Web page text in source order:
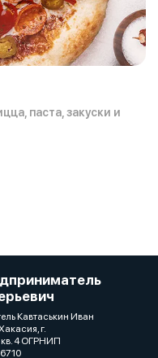
паста, закуски и
Кавтаськин Иван
г.
кв. 4 ОГРНИП